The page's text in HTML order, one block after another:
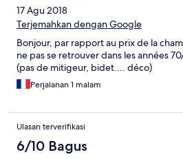
17 Agu 2018
Terjemahkan dengan Google
Bonjour, par rapport au prix de la
ne pas se retrouver dans les années
(pas de mitigeur, bidet.... déco)
Perjalanan 1 malam
Ulasan terverifikasi
6/10 Bagus